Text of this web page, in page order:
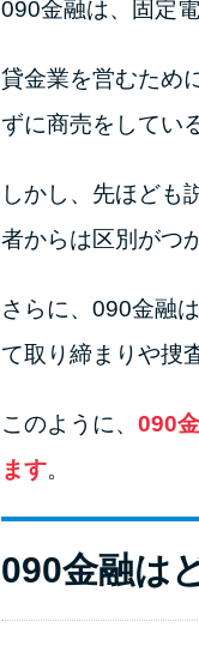
090金融は、固定
貸金業を営むため
ずに商売をしてい
しかし、先ほども
者からは区別がつ
さらに、090金融
て取り締まりや捜
このように、 090
ます。
090金融は